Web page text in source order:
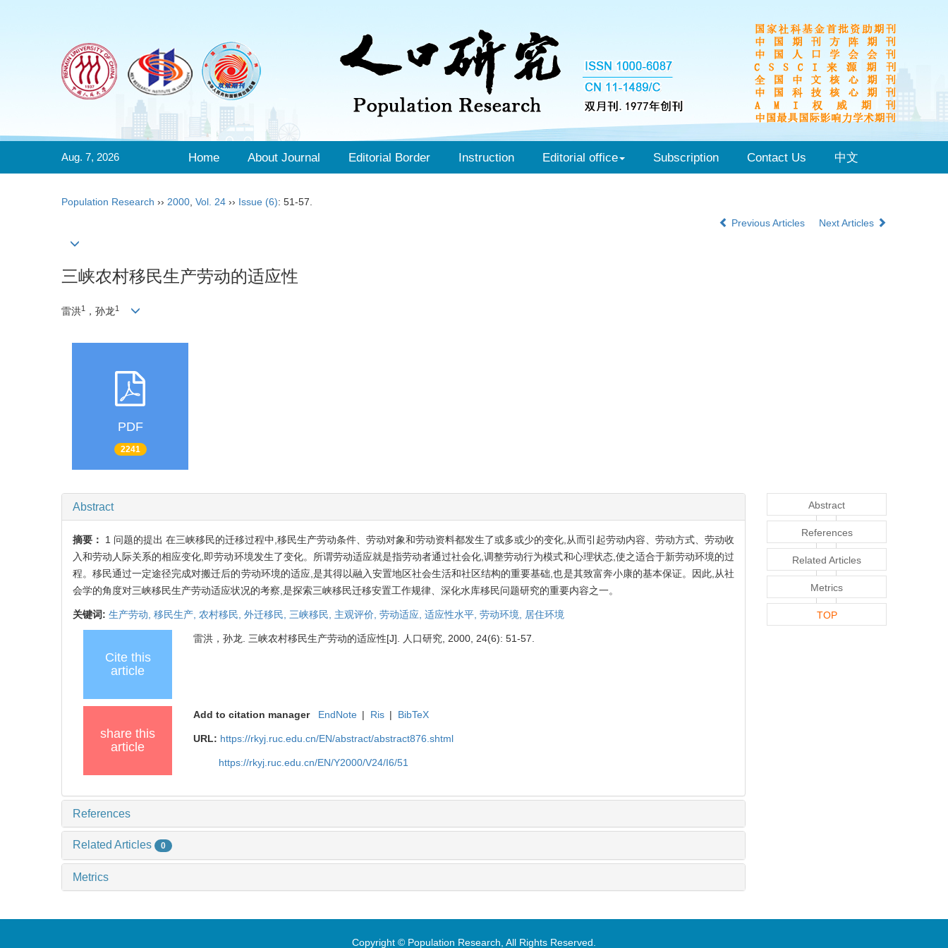
Aug. 7, 2026 Home About Journal Editorial Border Instruction Editorial office Subscription Contact Us 中文
Population Research ›› 2000 Vol. 24 ›› Issue (6): 51-57.
Previous Articles
Next Articles
三峡农村移民生产劳动的适应性
雷洪1 ，孙龙1
PDF
2241
Abstract
摘要： 1 问题的提出 在三峡移民的迁移过程中,移民生产劳动条件、劳动对象和劳动资料都发生了或多或少的变化,从而引起劳动内容、劳动方式、劳动收
入和劳动人际关系的相应变化,即劳动环境发生了变化。所谓劳动适应就是指劳动者通过社会化,调整劳动行为模式和心理状态,使之适合于新劳动环境的过
程。移民通过一定途径完成对搬迁后的劳动环境的适应,是其得以融入安置地区社会生活和社区结构的重要基础,也是其致富奔小康的基本保证。因此,从社
会学的角度对三峡移民生产劳动适应状况的考察,是探索三峡移民迁移安置工作规律、深化水库移民问题研究的重要内容之一。
关键词: 生产劳动, 移民生产, 农村移民, 外迁移民, 三峡移民, 主观评价, 劳动适应, 适应性水平, 劳动环境, 居住环境
Cite this
article
雷洪，孙龙. 三峡农村移民生产劳动的适应性[J]. 人口研究, 2000, 24(6): 51-57.
share this
article
Add to citation manager EndNote | Ris | BibTeX
URL: https://rkyj.ruc.edu.cn/EN/abstract/abstract876.shtml
https://rkyj.ruc.edu.cn/EN/Y2000/V24/I6/51
References
Related Articles 0
Metrics
Abstract
References
Related Articles
Metrics
TOP
Copyright © Population Research, All Rights Reserved.